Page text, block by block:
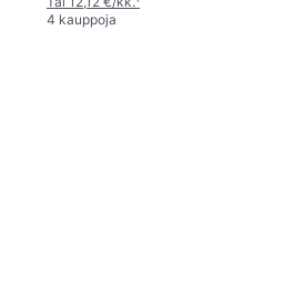
Konepesunkestävä, 1500 watti,
4 kauppoja